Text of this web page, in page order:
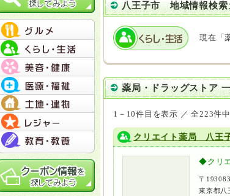
八王子市 地域情報検索
現在「
薬局・ドラッグストア
1－10件目を表示 ／ 全223件中
クリエイト薬局 八王
◆クリ
〒
東京都八